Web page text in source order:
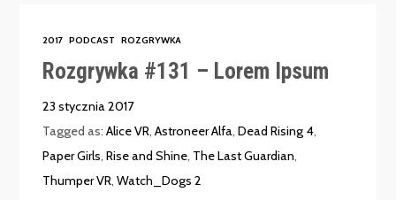
2017 PODCAST ROZGRYWKA
Rozgrywka #131 – Lorem Ipsum
23 stycznia 2017
Tagged as:Alice VR,Astroneer Alfa,Dead Rising 4,
Paper Girls,Rise and Shine, The Last Guardian,
Thumper VR,Watch_Dogs 2